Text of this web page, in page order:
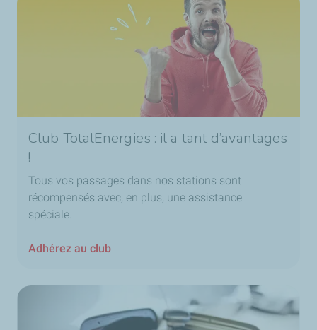
Club TotalEnergies : il a tant d’avantages
!
Tous vos passages dans nos stations sont
récompensés avec, en plus, une assistance
spéciale.
Adhérez au club